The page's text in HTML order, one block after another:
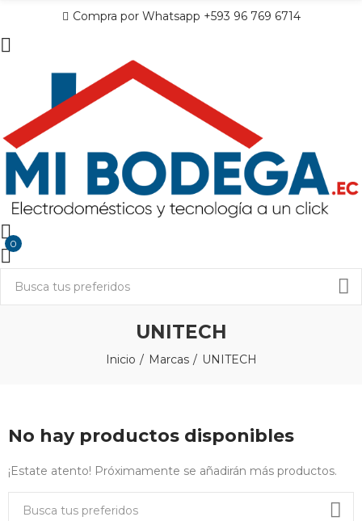
Compra por Whatsapp +593 96 769 6714
0
UNITECH
Inicio Marcas UNITECH
No hay productos disponibles
¡Estate atento! Próximamente se añadirán más productos.